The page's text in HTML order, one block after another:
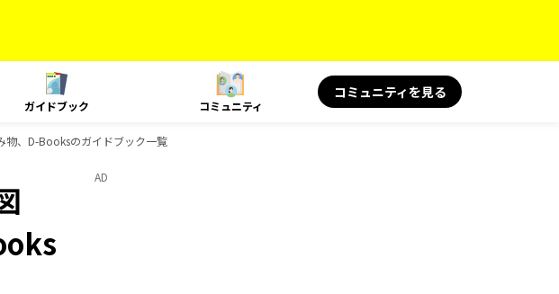
ガイドブック コミュニティ
コミュニティを見る
物、D-Booksのガイドブック一覧
AD